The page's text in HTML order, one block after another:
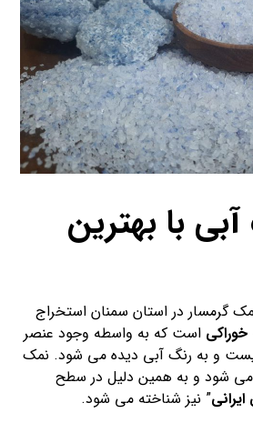
با بهترین
گرمسار در استان سمنان استخراج
است که به واسطه وجود عنصر
و به رنگ آبی دیده می شود. نمک
می شود و به همین دلیل در سطح
” نیز شناخته می شود.